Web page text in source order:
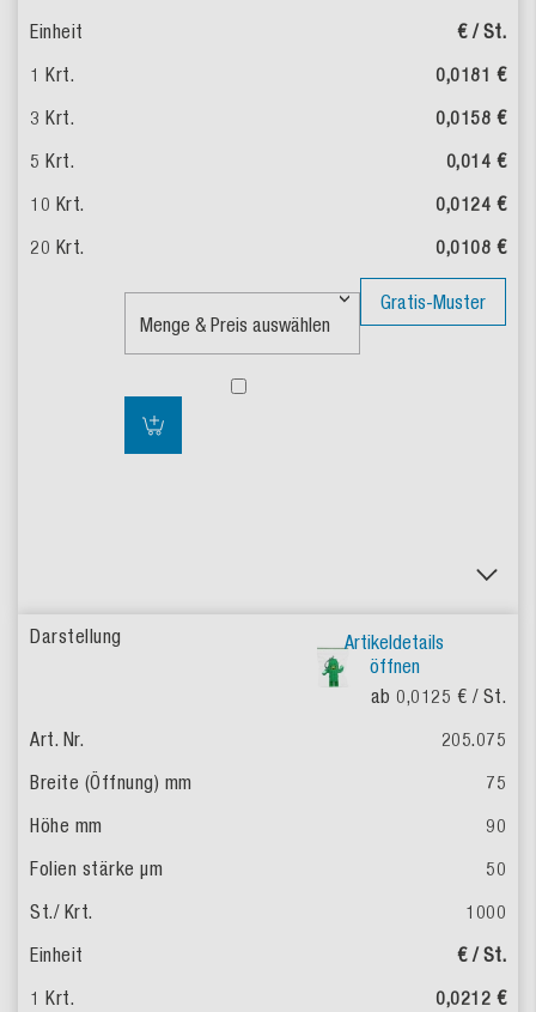
€ / St.
0,0181 €
0,0158 €
0,014 €
0,0124 €
0,0108 €
Gratis-Muster
Artikeldetails
öffnen
ab 0,0125 € / St.
205.075
75
90
50
1000
€ / St.
0,0212 €